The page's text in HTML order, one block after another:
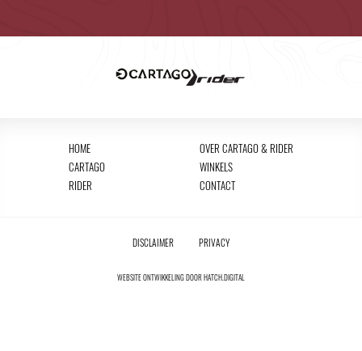
HOME
CARTAGO
RIDER
OVER CARTAGO & RIDER
WINKELS
CONTACT
DISCLAIMER PRIVACY
WEBSITE ONTWIKKELING DOORHATCH.DIGITAL